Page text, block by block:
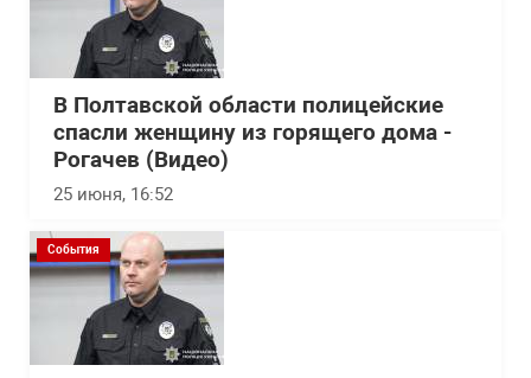
В Полтавской области полицейские
спасли женщину из горящего дома -
Рогачев (Видео)
25 июня, 16:52
События